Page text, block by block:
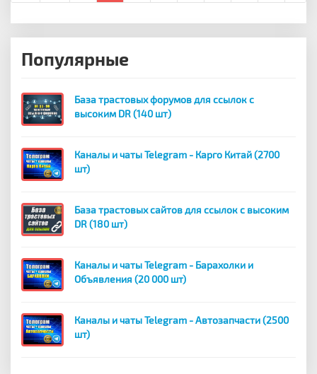
Популярные
База трастовых форумов для ссылок с
высоким DR (140 шт)
Каналы и чаты Telegram - Карго Китай (2700
шт)
База трастовых сайтов для ссылок с высоким
DR (180 шт)
Каналы и чаты Telegram - Барахолки и
Объявления (20 000 шт)
Каналы и чаты Telegram - Автозапчасти (2500
шт)